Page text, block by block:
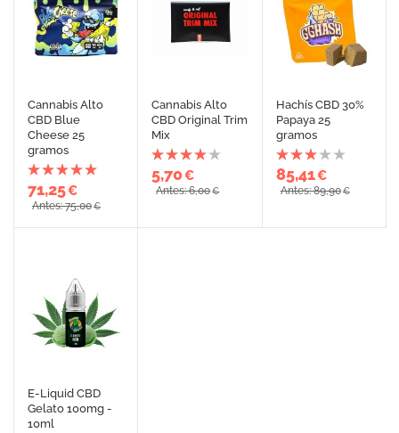
Cannabis Alto
CBD Blue
Cheese 25
gramos
71,25€
Antes: 75,00€
Cannabis Alto
CBD Original Trim
Mix
5,70€
Antes: 6,00€
Hachís CBD 30%
Papaya 25
gramos
85,41€
Antes: 89,90€
E-Liquid CBD
Gelato 100mg -
10ml